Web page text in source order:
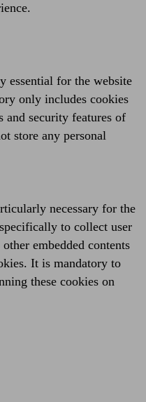
essential for the website
only includes cookies
and security features of
store any personal
necessary for the
to collect user
embedded contents
It is mandatory to
these cookies on